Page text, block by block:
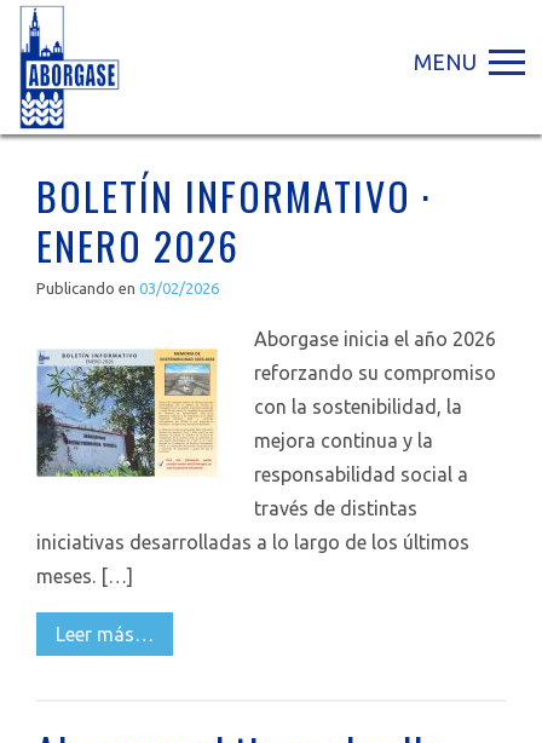
BOLETÍN INFORMATIVO ·
ENERO 2026
Publicando en 03/02/2026
Aborgase inicia el año 2026
reforzando su compromiso
con la sostenibilidad, la
mejora continua y la
responsabilidad social a
través de distintas
iniciativas desarrolladas a lo largo de los últimos
meses. […]
Leer más…
MENU